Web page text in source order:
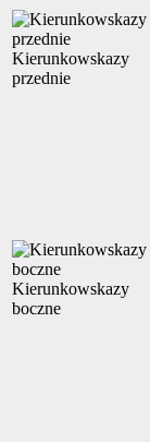
Kierunkowskazy
przednie
Kierunkowskazy
boczne